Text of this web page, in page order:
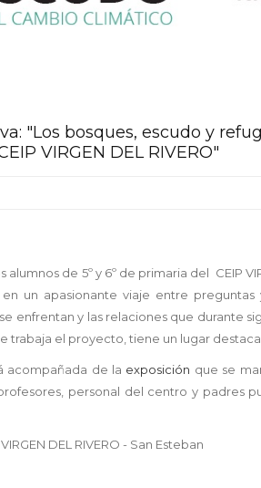
"Los bosques, escudo y
VIRGEN DEL RIVERO"
alumnos de 5º y 6º de primaria del CEIP
un apasionante viaje entre
enfrentan y las relaciones que durante
trabaja el proyecto, tiene un lugar
acompañada de la exposición que se
personal del centro y padres
DEL RIVERO - San Esteban